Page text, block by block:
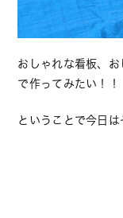
おしゃれな看板、
で作ってみたい！！
ということで今日は